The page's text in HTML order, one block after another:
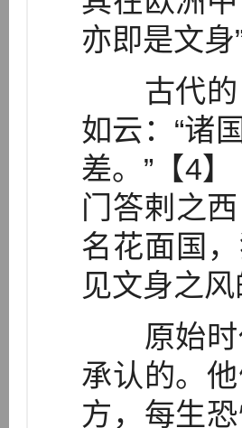
亦即是文身
古代的
如云：“诸
差。”【4
门答剌之
名花面国
见文身之风
原始时
承认的。
方，每生